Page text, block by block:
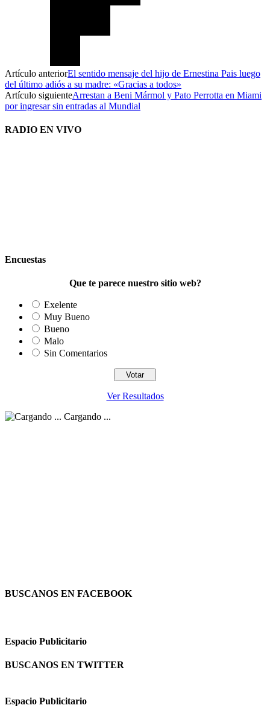
Artículo anteriorEl sentido mensaje del hijo de Ernestina Pais luego
del último adiós a su madre: «Gracias a todos»
Artículo siguienteArrestan a Beni Mármol y Pato Perrotta en Miami
por ingresar sin entradas al Mundial
RADIO EN VIVO
Encuestas
Que te parece nuestro sitio web?
Exelente
Muy Bueno
Bueno
Malo
Sin Comentarios
Ver Resultados
Cargando ...
BUSCANOS EN FACEBOOK
Espacio Publicitario
BUSCANOS EN TWITTER
Espacio Publicitario